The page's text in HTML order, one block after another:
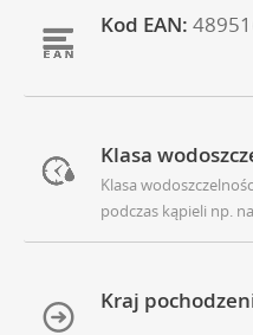
Kod EAN:
Klasa
Klasa
podczas kąpieli np.
Kraj